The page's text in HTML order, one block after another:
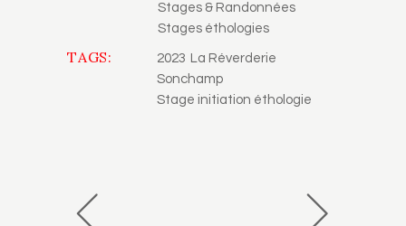
Stages & Randonnées
Stages éthologies
TAGS: 2023 La Réverderie
Sonchamp
Stage initiation éthologie